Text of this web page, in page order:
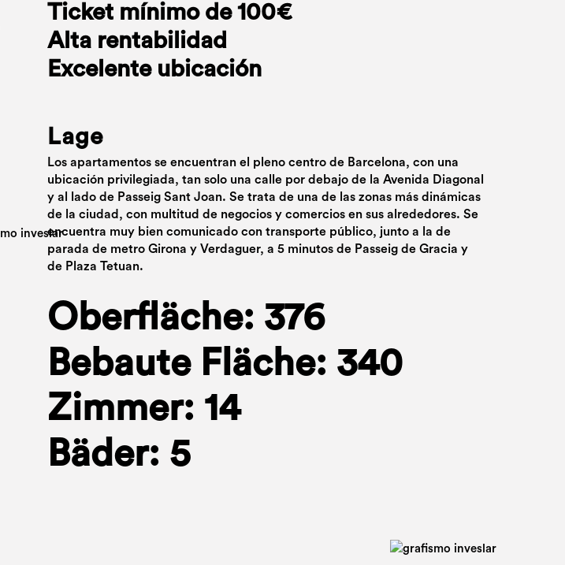
Ticket mínimo de 100€
Alta rentabilidad
Excelente ubicación
Lage
Los apartamentos se encuentran el pleno centro de Barcelona, con una
ubicación privilegiada, tan solo una calle por debajo de la Avenida Diagonal
y al lado de Passeig Sant Joan. Se trata de una de las zonas más dinámicas
de la ciudad, con multitud de negocios y comercios en sus alrededores. Se
encuentra muy bien comunicado con transporte público, junto a la de
parada de metro Girona y Verdaguer, a 5 minutos de Passeig de Gracia y
de Plaza Tetuan.
Oberfläche: 376
Bebaute Fläche: 340
Zimmer: 14
Bäder: 5